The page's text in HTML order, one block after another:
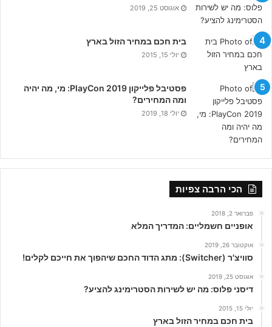
אוגוסט 25, 2019
בית חכם במחיר הזול בארץ
יולי 15, 2015
פסטיבל פלייקון PlayCon 2019: מי, מה יהיה
ומה המחירים?
יולי 18, 2019
הכי הרבה צפיות
פברואר 2, 2018
אופניים חשמליים: המדריך המלא
אוקטובר 26, 2019
סוויצ'ר (Switcher): מתג הדוד החכם שיהפוך את חייכם לקלים!
אוגוסט 25, 2019
דיסני פלוס: מה יש לשירות הסטרימינג להציע?
יולי 15, 2015
בית חכם במחיר הזול בארץ